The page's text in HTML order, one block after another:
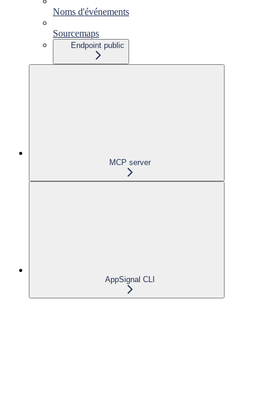
Noms d'événements
Sourcemaps
Endpoint public
MCP server
AppSignal CLI